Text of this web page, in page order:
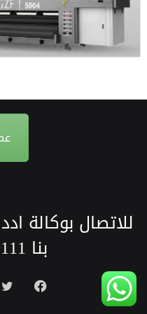
للاتصال بوكالة
بنا
فيسبوك